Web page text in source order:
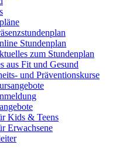
Stundenplan
zum Stundenplan
aus Fit und Gesund
und Präventionskurse
Kids & Teens
Erwachsene